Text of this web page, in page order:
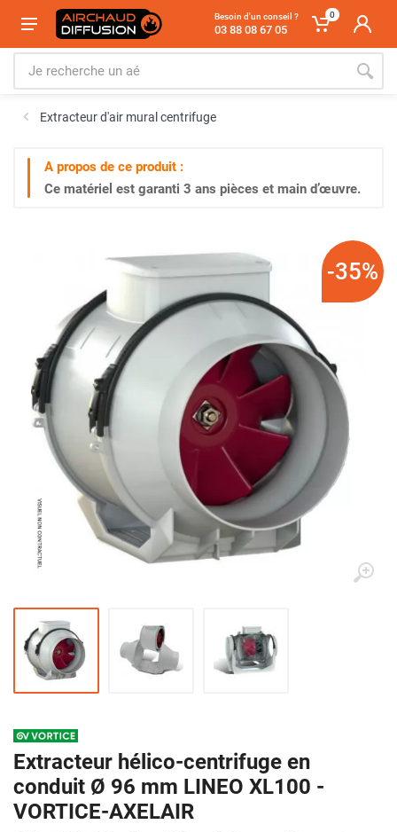
Besoin d'un conseil ?
03 88 08 67 05
0
Extracteur d'air mural centrifuge
A propos de ce produit :
Ce matériel est garanti 3 ans pièces et main d’œuvre.
-35%
Extracteur hélico-centrifuge en
conduit Ø 96 mm LINEO XL100 -
VORTICE-AXELAIR